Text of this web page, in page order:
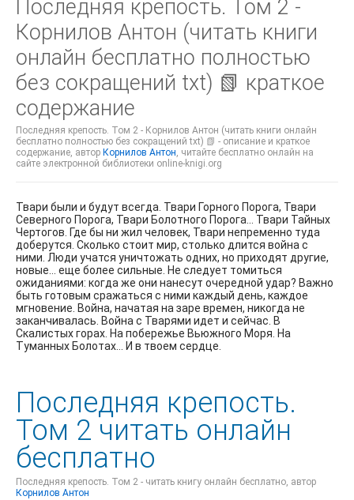
Последняя крепость. Том 2 -
Корнилов Антон (читать книги
онлайн бесплатно полностью
без сокращений txt) 📗 краткое
содержание
Последняя крепость. Том 2 - Корнилов Антон (читать книги онлайн
бесплатно полностью без сокращений txt) 📗 - описание и краткое
содержание, автор Корнилов Антон, читайте бесплатно онлайн на
сайте электронной библиотеки online-knigi.org
Твари были и будут всегда. Твари Горного Порога, Твари
Северного Порога, Твари Болотного Порога… Твари Тайных
Чертогов. Где бы ни жил человек, Твари непременно туда
доберутся. Сколько стоит мир, столько длится война с
ними. Люди учатся уничтожать одних, но приходят другие,
новые… еще более сильные. Не следует томиться
ожиданиями: когда же они нанесут очередной удар? Важно
быть готовым сражаться с ними каждый день, каждое
мгновение. Война, начатая на заре времен, никогда не
заканчивалась. Война с Тварями идет и сейчас. В
Скалистых горах. На побережье Вьюжного Моря. На
Туманных Болотах… И в твоем сердце.
Последняя крепость.
Том 2 читать онлайн
бесплатно
Последняя крепость. Том 2 - читать книгу онлайн бесплатно, автор
Корнилов Антон